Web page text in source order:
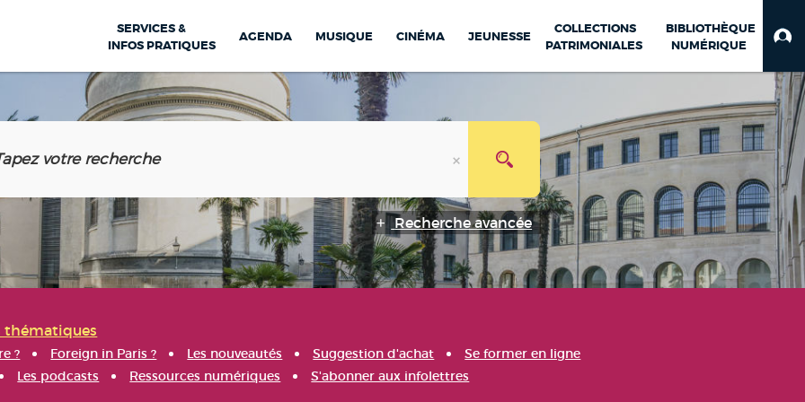
SERVICES &
INFOS PRATIQUES
AGENDA MUSIQUE CINÉMA JEUNESSE
COLLECTIONS
PATRIMONIALES
BIBLIOTHÈQUE
NUMÉRIQUE
Recherche avancée
thématiques
? Foreign in Paris ? Les nouveautés Suggestion d'achat
Se former en ligne
Les podcasts Ressources numériques S'abonner aux infolettres